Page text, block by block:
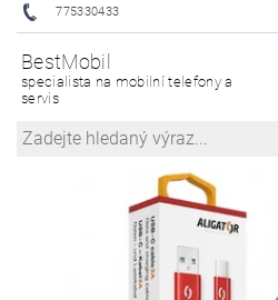
775330433
BestMobil
specialista na mobilní telefony a
servis